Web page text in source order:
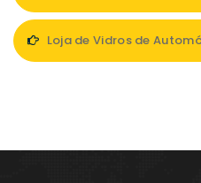
Loja de Vidros de